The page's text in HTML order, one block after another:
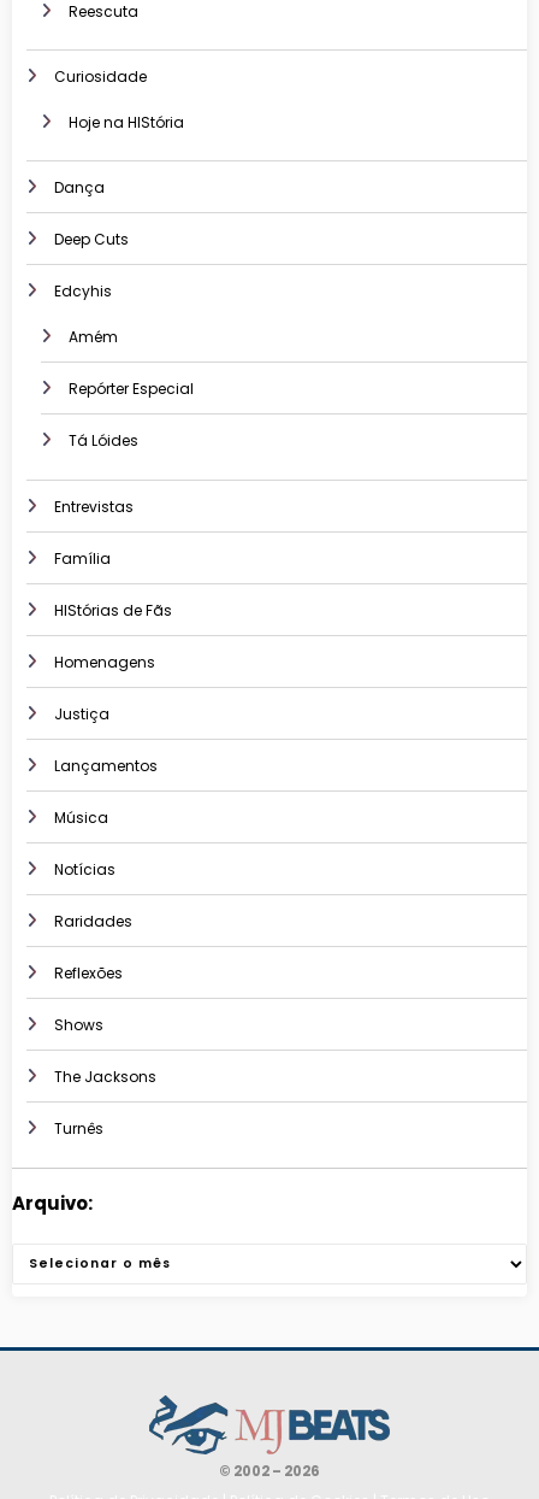
Reescuta
Curiosidade
Hoje na HIStória
Dança
Deep Cuts
Edcyhis
Amém
Repórter Especial
Tá Lóides
Entrevistas
Família
HIStórias de Fãs
Homenagens
Justiça
Lançamentos
Música
Notícias
Raridades
Reflexões
Shows
The Jacksons
Turnês
Arquivo:
Arquivos
© 2002 – 2026